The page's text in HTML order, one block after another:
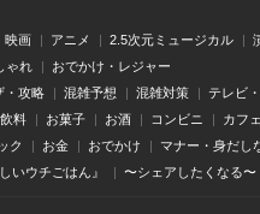
映画 アニメ 2.5次元ミュージカル
ゃれ おでかけ・レジャー
・攻略 混雑予想 混雑対策 テレビ
飲料 お菓子 お酒 コンビニ カフ
ク お金 おでかけ マナー・身だし
いウチごはん』 〜シェアしたくなる